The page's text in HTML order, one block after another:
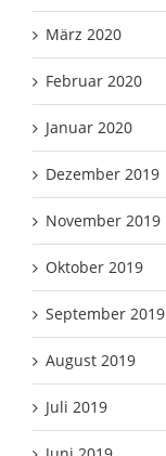
März 2020
Februar 2020
Januar 2020
Dezember 2019
November 2019
Oktober 2019
September 2019
August 2019
Juli 2019